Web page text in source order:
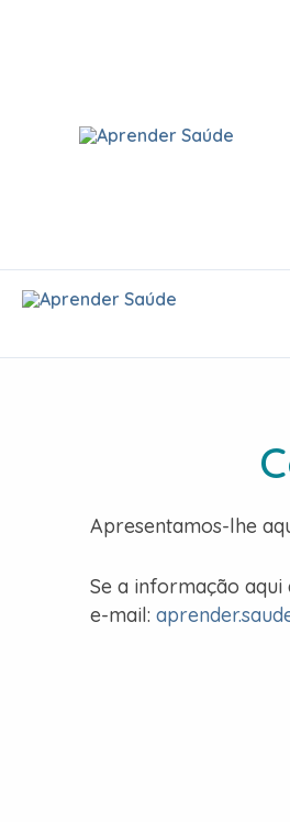
Apresentamos-lhe
Se a informação
e-mail: